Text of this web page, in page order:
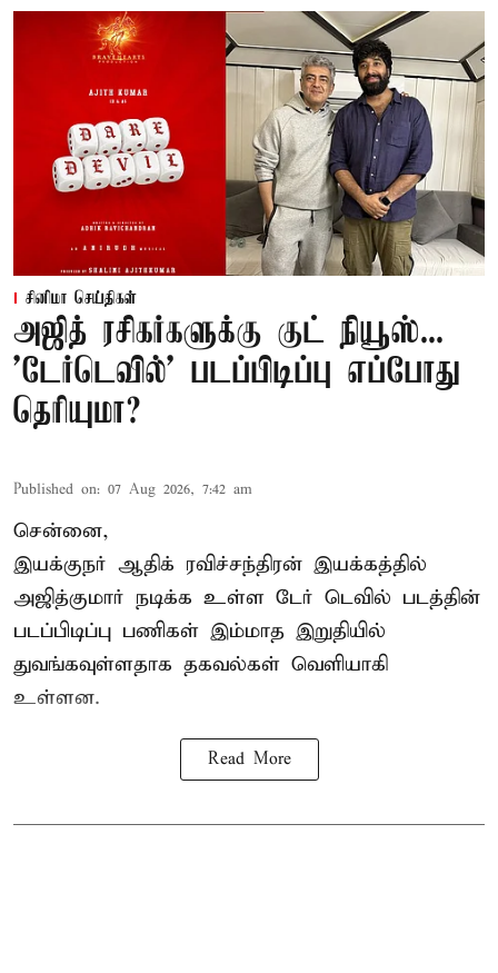
சினிமா செய்திகள்
அஜித் ரசிகர்களுக்கு குட் நியூஸ்...
'டேர்டெவில்' படப்பிடிப்பு எப்போது
தெரியுமா?
Published on: 07 Aug 2026, 7:42 am
சென்னை,
இயக்குநர் ஆதிக் ரவிச்சந்திரன் இயக்கத்தில்
அஜித்குமார் நடிக்க உள்ள டேர் டெவில் படத்தின்
படப்பிடிப்பு பணிகள் இம்மாத இறுதியில்
துவங்கவுள்ளதாக தகவல்கள் வெளியாகி
உள்ளன.
Read More